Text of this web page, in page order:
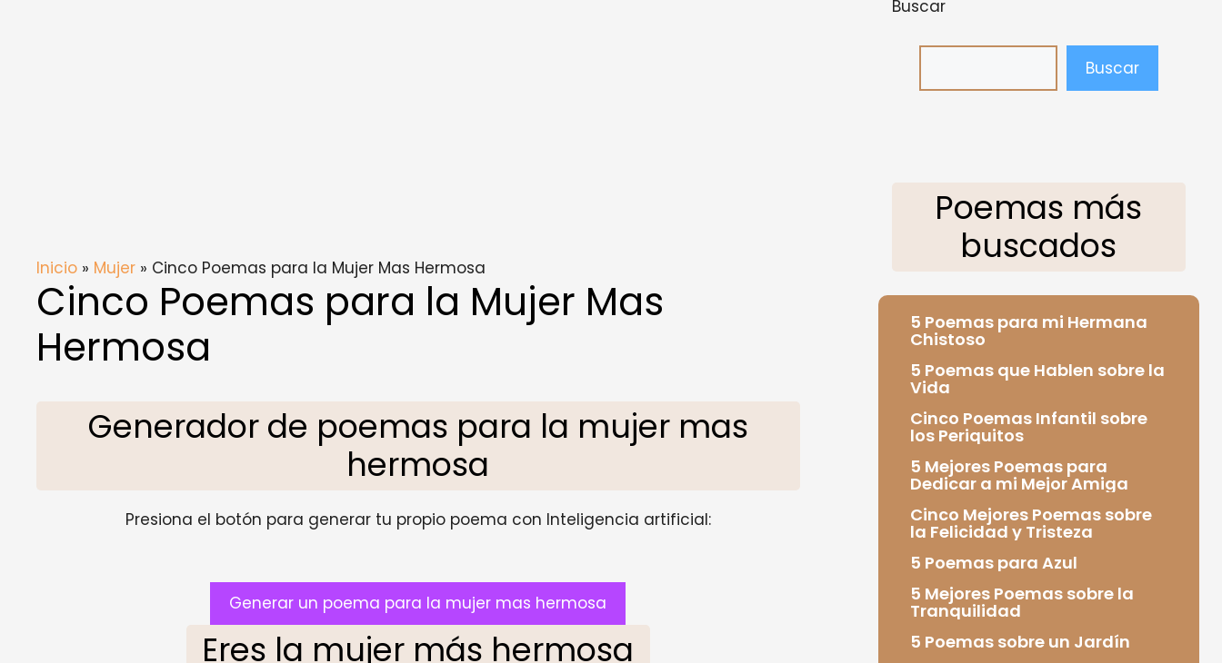
Inicio » Mujer » Cinco Poemas para la Mujer Mas Hermosa
Cinco Poemas para la Mujer Mas
Hermosa
Generador de poemas para la mujer mas
hermosa
Presiona el botón para generar tu propio poema con Inteligencia artificial:
Generar un poema para la mujer mas hermosa
Eres la mujer más hermosa
Buscar
Buscar
Poemas más
buscados
5 Poemas para mi Hermana
Chistoso
5 Poemas que Hablen sobre la
Vida
Cinco Poemas Infantil sobre
los Periquitos
5 Mejores Poemas para
Dedicar a mi Mejor Amiga
Cinco Mejores Poemas sobre
la Felicidad y Tristeza
5 Poemas para Azul
5 Mejores Poemas sobre la
Tranquilidad
5 Poemas sobre un Jardín